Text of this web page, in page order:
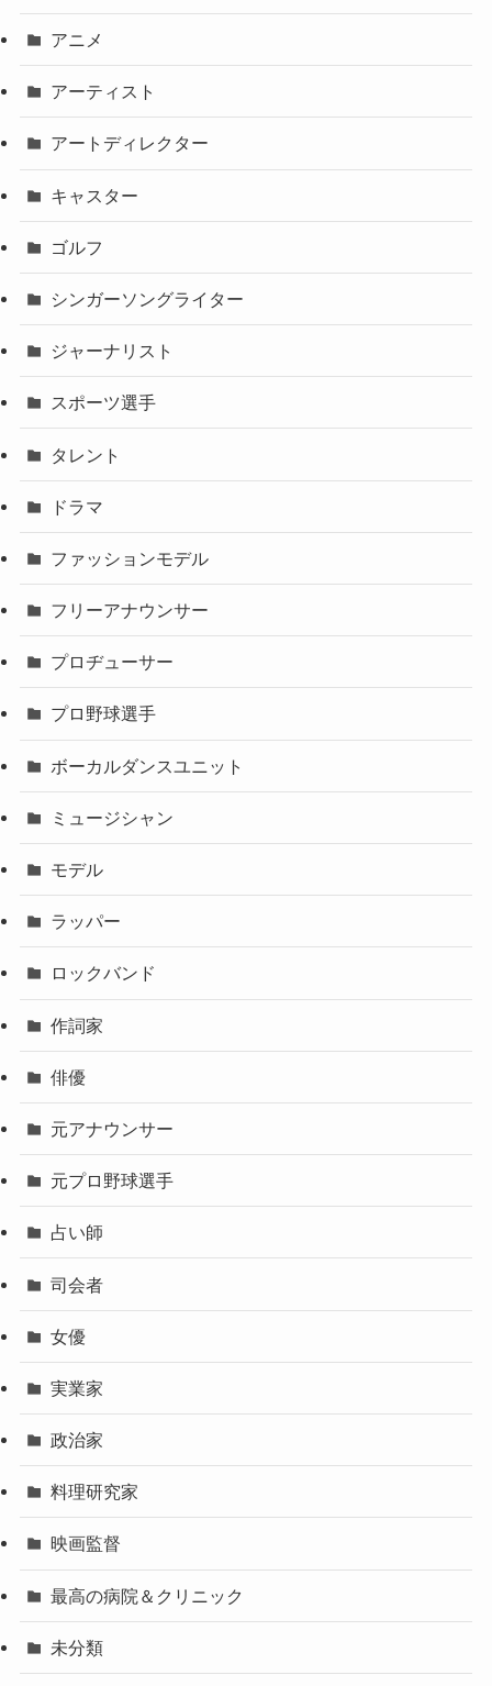
アニメ
アーティスト
アートディレクター
キャスター
ゴルフ
シンガーソングライター
ジャーナリスト
スポーツ選手
タレント
ドラマ
ファッションモデル
フリーアナウンサー
プロヂューサー
プロ野球選手
ボーカルダンスユニット
ミュージシャン
モデル
ラッパー
ロックバンド
作詞家
俳優
元アナウンサー
元プロ野球選手
占い師
司会者
女優
実業家
政治家
料理研究家
映画監督
最高の病院＆クリニック
未分類